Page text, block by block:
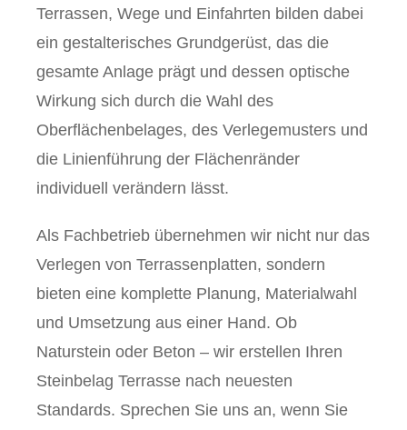
Terrassen, Wege und Einfahrten bilden dabei
ein gestalterisches Grundgerüst, das die
gesamte Anlage prägt und dessen optische
Wirkung sich durch die Wahl des
Oberflächenbelages, des Verlegemusters und
die Linienführung der Flächenränder
individuell verändern lässt.
Als Fachbetrieb übernehmen wir nicht nur das
Verlegen von Terrassenplatten, sondern
bieten eine komplette Planung, Materialwahl
und Umsetzung aus einer Hand. Ob
Naturstein oder Beton – wir erstellen Ihren
Steinbelag Terrasse nach neuesten
Standards. Sprechen Sie uns an, wenn Sie